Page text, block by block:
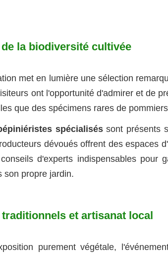
la biodiversité cultivée
met en lumière une sélection
ont l'opportunité d'admirer et de
que des spécimens rares de
spécialiséssont présents
dévoués offrent des espaces
d'experts indispensables pour
son propre jardin.
et artisanat local
purement végétale,